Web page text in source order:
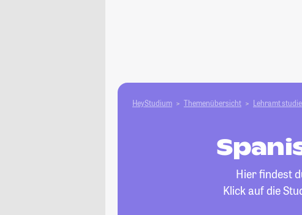
HeyStudium Themenübersicht Lehramt
Hier findest
Klick auf die